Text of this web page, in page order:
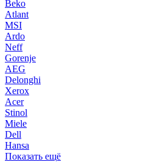
Beko
Atlant
MSI
Ardo
Neff
Gorenje
AEG
Delonghi
Xerox
Acer
Stinol
Miele
Dell
Hansa
Показать ещё